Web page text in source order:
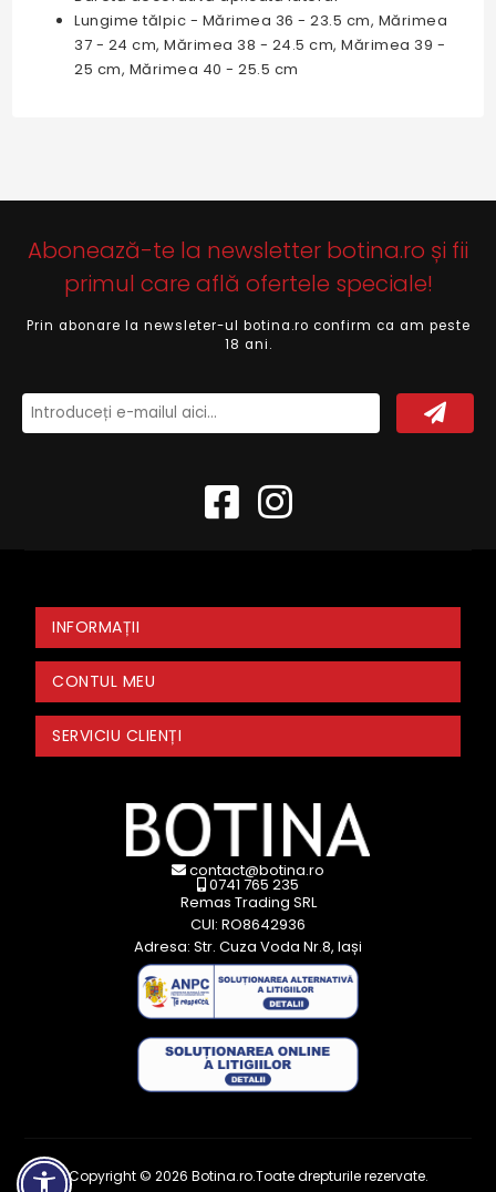
Lungime tălpic - Mărimea 36 - 23.5 cm, Mărimea
37 - 24 cm, Mărimea 38 - 24.5 cm, Mărimea 39 -
25 cm, Mărimea 40 - 25.5 cm
Abonează-te la newsletter botina.ro și fii
primul care află ofertele speciale!
Prin abonare la newsleter-ul botina.ro confirm ca am peste
18 ani.
INFORMAȚII
CONTUL MEU
SERVICIU CLIENȚI
contact@botina.ro
0741 765 235
Remas Trading SRL
CUI: RO8642936
Adresa: Str. Cuza Voda Nr.8, Iași
Copyright © 2026 Botina.ro.Toate drepturile rezervate.